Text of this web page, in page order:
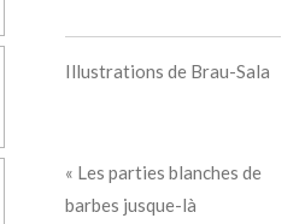
Illustrations de Brau-Sala
« Les parties blanches de
barbes jusque-là